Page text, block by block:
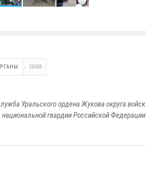
28588
Уральского ордена Жукова округа войск
национальной гвардии Российской Федерации